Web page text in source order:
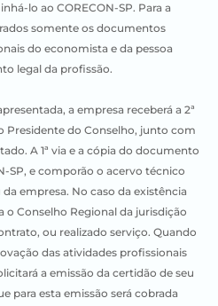
lo ao CORECON-SP. Para a
somente os documentos
do economista e da pessoa
legal da profissão.
a empresa receberá a 2ª
Presidente do Conselho, junto com
A 1ª via e a cópia do documento
SP, e comporão o acervo técnico
empresa. No caso da existência
o Conselho Regional da jurisdição
ou realizado serviço. Quando
das atividades profissionais
a emissão da certidão de seu
para esta emissão será cobrada